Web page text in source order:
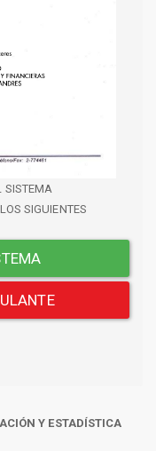
SISTEMA
SIGUIENTES
Y ESTADÍSTICA